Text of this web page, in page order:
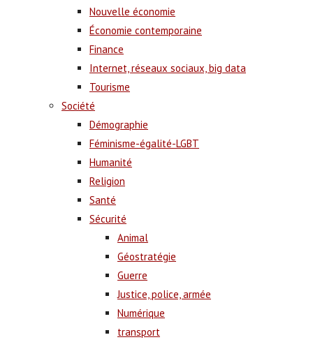
Nouvelle économie
Économie contemporaine
Finance
Internet, réseaux sociaux, big data
Tourisme
Société
Démographie
Féminisme-égalité-LGBT
Humanité
Religion
Santé
Sécurité
Animal
Géostratégie
Guerre
Justice, police, armée
Numérique
transport